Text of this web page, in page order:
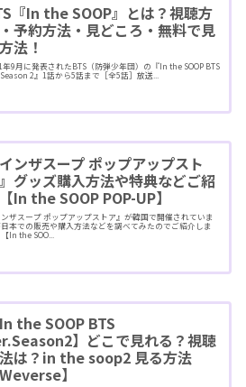
『In the SOOP』とは？視聴方
予約方法・見どころ・無料で見
法！
年9月に発表されたBTS（防弾少年団）の『In the SOOP BTS
2』1話から5話まで［全5話］放送...
インザスープ ポップアップスト
グッズ購入方法や特典などご紹
In the SOOP POP-UP】
ンザスープ ポップアップストア』が韓国で開催されていま
本での販売や購入方法などを調べてみたのでご紹介しま
In the SOO...
In the SOOP BTS
】どこで見れる？視聴
は？in the soop2 見る方法
Weverse】